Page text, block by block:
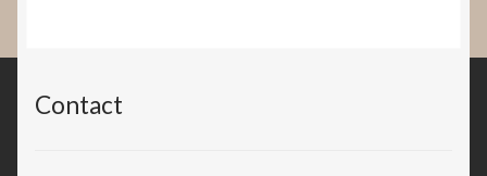
Contact